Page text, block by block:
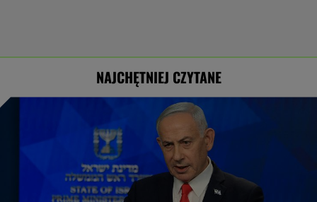
NAJCHĘTNIEJ CZYTANE